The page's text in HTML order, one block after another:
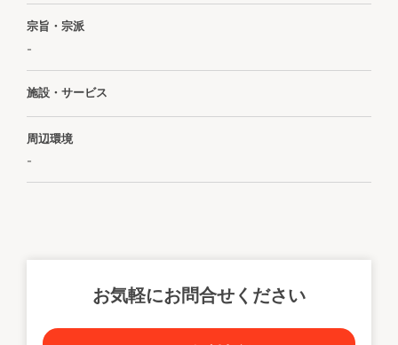
宗旨・宗派
-
施設・サービス
周辺環境
-
お気軽にお問合せください